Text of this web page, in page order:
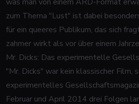
zum Thema "Lust" ist dabei
für ein queeres Publikum, das sich
zahmer wirkt als vor über einem
Mr. Dicks: Das experimentelle
"Mr. Dicks" war kein klassischer Film,
experimentelles
Februar und April 2014 drei Folgen